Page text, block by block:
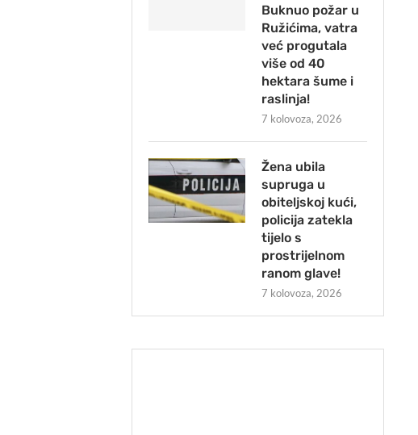
Buknuo požar u
Ružićima, vatra
već progutala
više od 40
hektara šume i
raslinja!
7 kolovoza, 2026
Žena ubila
supruga u
obiteljskoj kući,
policija zatekla
tijelo s
prostrijelnom
ranom glave!
7 kolovoza, 2026